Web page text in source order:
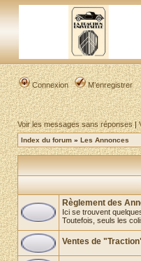
Connexion M’enregistrer
Voir les messages sans réponses|
Index du forum » Les Annonces
Règlement des
Ici se trouvent
Toutefois, seuls les
Ventes de